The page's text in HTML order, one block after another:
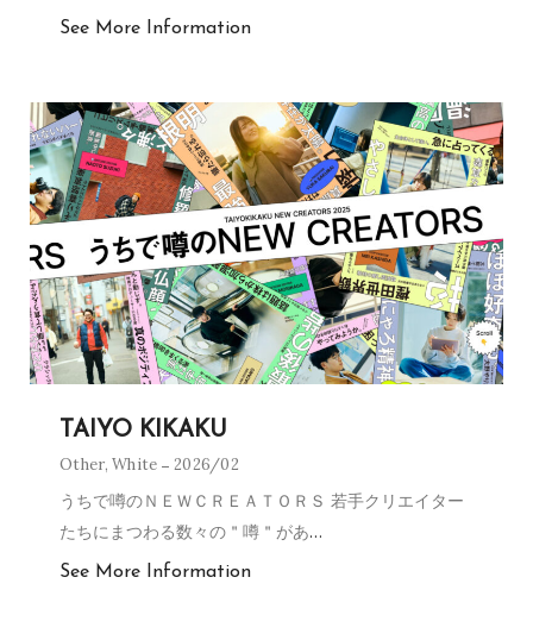
See More Information
TAIYO KIKAKU
Other,White 2026/02
うちで噂のＮＥＷＣＲＥＡＴＯＲＳ 若手クリエイター
たちにまつわる数々の＂噂＂があ…
See More Information